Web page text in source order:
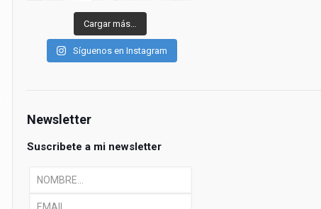
Cargar más…
Síguenos en Instagram
Newsletter
Suscribete a mi newsletter